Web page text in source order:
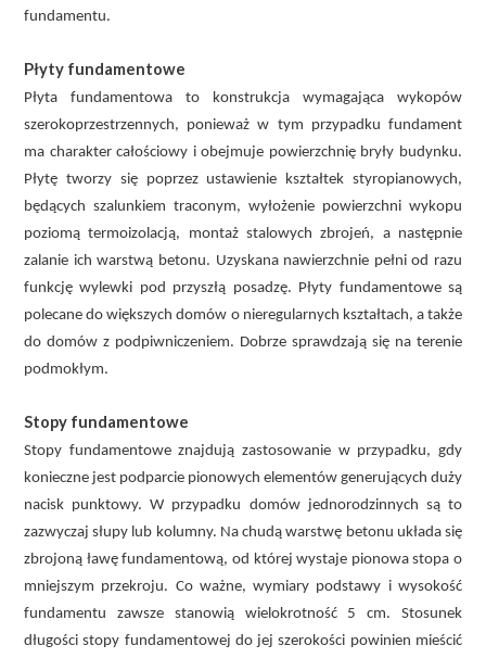
fundamentu.
Płyty fundamentowe
Płyta fundamentowa to konstrukcja wymagająca wykopów
szerokoprzestrzennych, ponieważ w tym przypadku fundament
ma charakter całościowy i obejmuje powierzchnię bryły budynku.
Płytę tworzy się poprzez ustawienie kształtek styropianowych,
będących szalunkiem traconym, wyłożenie powierzchni wykopu
poziomą termoizolacją, montaż stalowych zbrojeń, a następnie
zalanie ich warstwą betonu. Uzyskana nawierzchnie pełni od razu
funkcję wylewki pod przyszłą posadzę. Płyty fundamentowe są
polecane do większych domów o nieregularnych kształtach, a także
do domów z podpiwniczeniem. Dobrze sprawdzają się na terenie
podmokłym.
Stopy fundamentowe
Stopy fundamentowe znajdują zastosowanie w przypadku, gdy
konieczne jest podparcie pionowych elementów generujących duży
nacisk punktowy. W przypadku domów jednorodzinnych są to
zazwyczaj słupy lub kolumny. Na chudą warstwę betonu układa się
zbrojoną ławę fundamentową, od której wystaje pionowa stopa o
mniejszym przekroju. Co ważne, wymiary podstawy i wysokość
fundamentu zawsze stanowią wielokrotność 5 cm. Stosunek
długości stopy fundamentowej do jej szerokości powinien mieścić